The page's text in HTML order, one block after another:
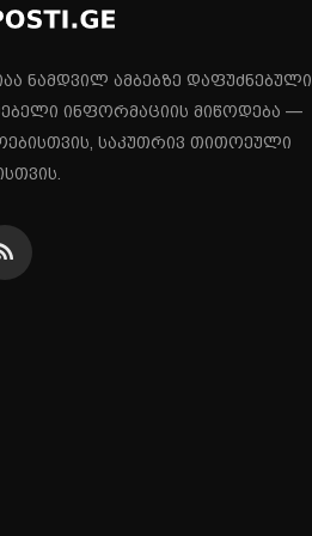
ნამდვილ ამბებზე დაფუძნებული,
ინფორმაციის მიწოდება —
საკუთრივ თითოეული